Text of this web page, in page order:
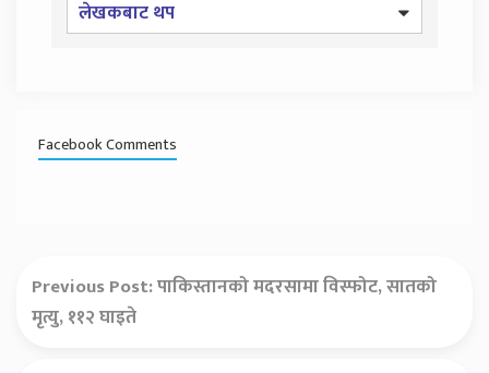
लेखकबाट थप
Facebook Comments
Previous Post:पाकिस्तानको मदरसामा विस्फोट, सातको
मृत्यु, ११२ घाइते